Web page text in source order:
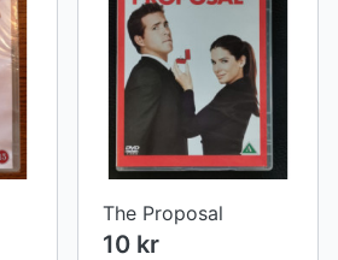
The Proposal
10 kr